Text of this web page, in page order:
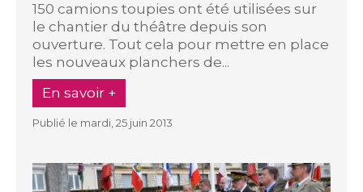
150 camions toupies ont été utilisées sur
le chantier du théâtre depuis son
ouverture. Tout cela pour mettre en place
les nouveaux planchers de...
En savoir +
Publié le mardi, 25 juin 2013